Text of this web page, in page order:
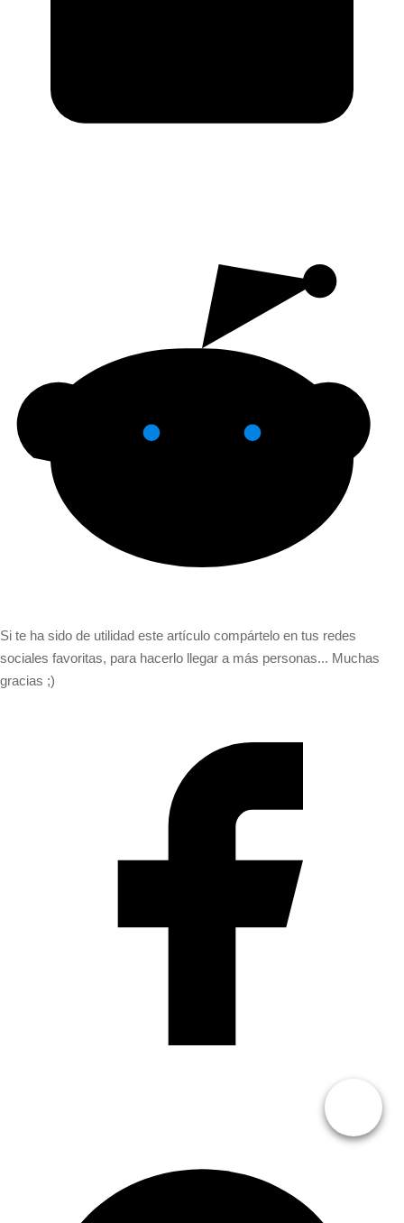
Si te ha sido de utilidad este artículo compártelo en tus redes
sociales favoritas, para hacerlo llegar a más personas... Muchas
gracias ;)